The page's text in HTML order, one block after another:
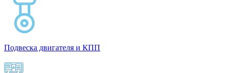
Подвеска двигателя и КПП